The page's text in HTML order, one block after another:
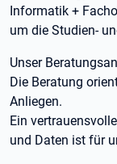
Informatik +
um die Studien-
Unser
Die Beratung
Anliegen.
Ein
und Daten ist für